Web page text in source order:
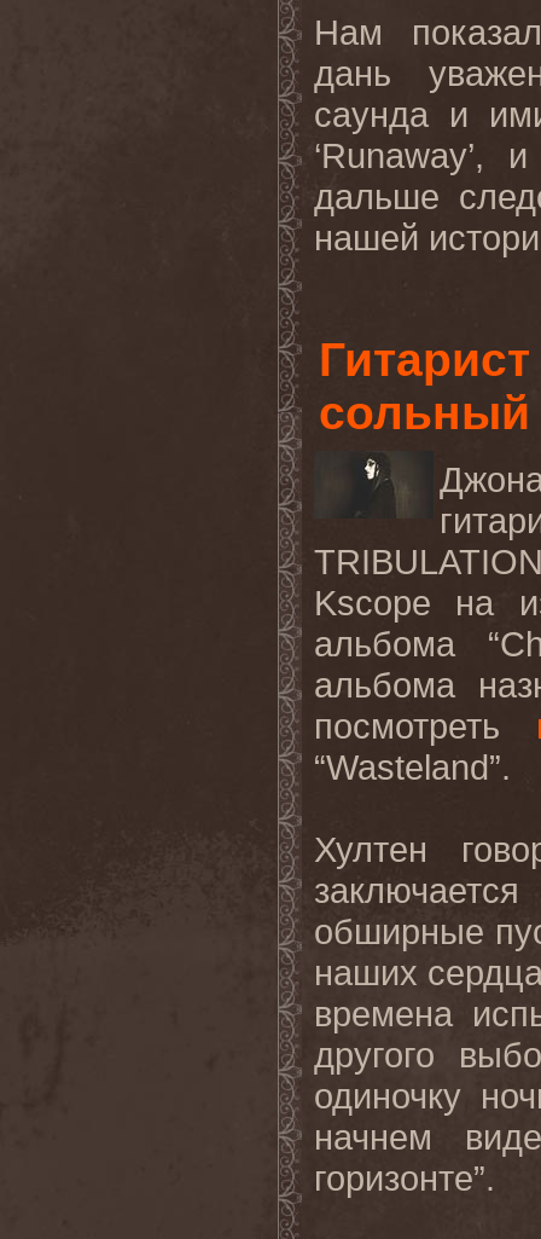
Нам
дань
саунда и
‘Runaway’,
дальше
нашей
сольный
Kscope на
альбома
альбома
посмотреть
“Wasteland”.
Хултен
обширные
наших
времена
другого
одиночку
начнем
горизонте”.